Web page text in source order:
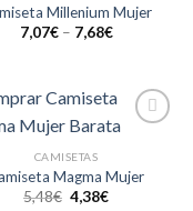
lista de
deseos
Millenium Mujer
7,07€– 7,68€
lista de
deseos
CAMISETAS
Magma Mujer
5,48€ 4,38€